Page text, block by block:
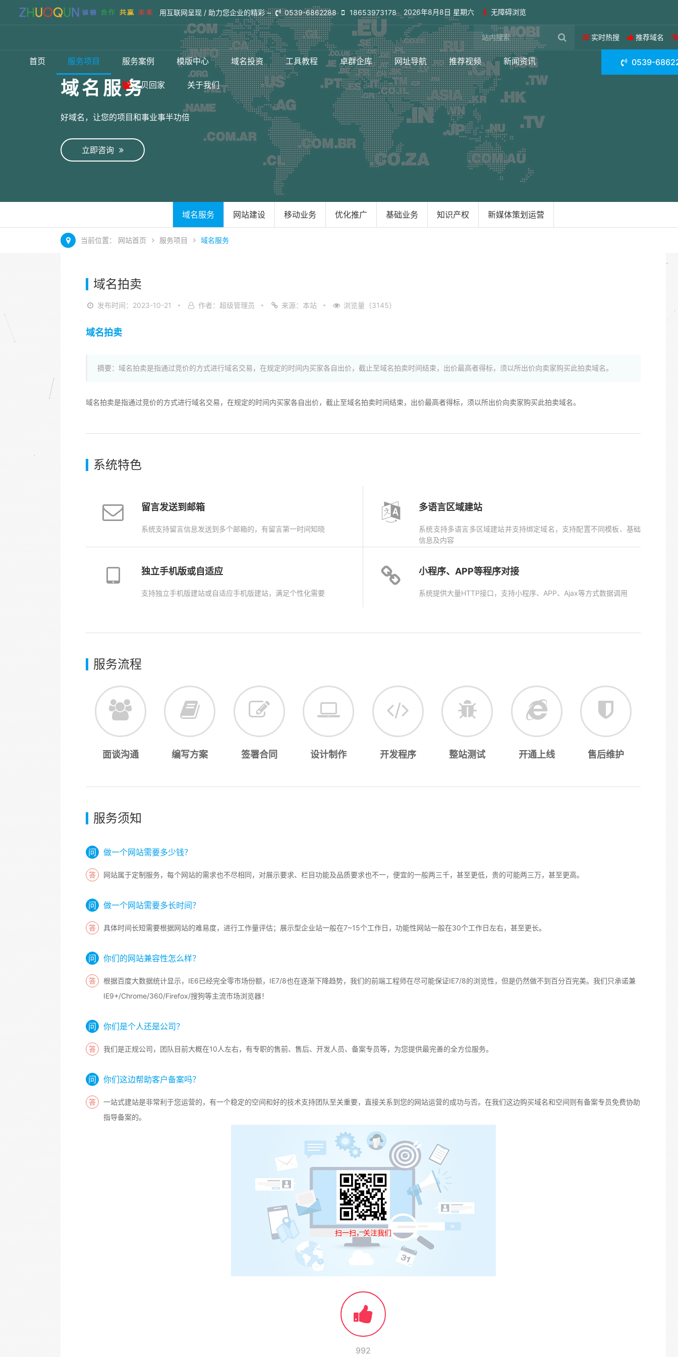
用互联网呈现 / 助力您企业的精彩 ~ 0539-6862288 18653973178 2026年8月8日 星期六 无障碍浏览
实时热搜 推荐域名
首页 服务项目 服务案例 模版中心 域名投资 工具教程 卓群企库 网址导航 推荐视频 新闻资讯
宝贝回家 关于我们
0539-
域名服务
好域名，让您的项目和事业事半功倍
立即咨询
域名服务 网站建设 移动业务 优化推广 基础业务 知识产权 新媒体策划运营
当前位置： 网站首页 服务项目 域名服务
域名拍卖
发布时间：2023-10-21 作者：超级管理员 来源：本站 浏览量（3145）
域名拍卖
摘要：域名拍卖是指通过竞价的方式进行域名交易，在规定的时间内买家各自出价，截止至域名拍卖时间结束，出价最高者得标，须以所出价向卖家购买此拍卖域名。
域名拍卖是指通过竞价的方式进行域名交易，在规定的时间内买家各自出价，截止至域名拍卖时间结束，出价最高者得标，须以所出价向卖家购买此拍卖域名。
系统特色
留言发送到邮箱
系统支持留言信息发送到多个邮箱的，有留言第一时间知晓
多语言区域建站
系统支持多语言多区域建站并支持绑定域名，支持配置不同模板、基础
信息及内容
独立手机版或自适应
支持独立手机版建站或自适应手机版建站，满足个性化需要
小程序、APP等程序对接
系统提供大量HTTP接口，支持小程序、APP、Ajax等方式数据调用
服务流程
面谈沟通 编写方案 签署合同 设计制作 开发程序 整站测试 开通上线 售后维护
服务须知
做一个网站需要多少钱？
网站属于定制服务，每个网站的需求也不尽相同，对展示要求、栏目功能及品质要求也不一，便宜的一般两三千，甚至更低，贵的可能两三万，甚至更高。
做一个网站需要多长时间？
具体时间长短需要根据网站的难易度，进行工作量评估；展示型企业站一般在7~15个工作日，功能性网站一般在30个工作日左右，甚至更长。
你们的网站兼容性怎么样？
根据百度大数据统计显示，IE6已经完全零市场份额，IE7/8也在逐渐下降趋势，我们的前端工程师在尽可能保证IE7/8的浏览性，但是仍然做不到百分百完美。我们只承诺兼
IE9+/Chrome/360/Firefox/搜狗等主流市场浏览器！
你们是个人还是公司？
我们是正规公司，团队目前大概在10人左右，有专职的售前、售后、开发人员、备案专员等，为您提供最完善的全方位服务。
你们这边帮助客户备案吗？
一站式建站是非常利于您运营的，有一个稳定的空间和好的技术支持团队至关重要，直接关系到您的网站运营的成功与否。在我们这边购买域名和空间则有备案专员免费协助
指导备案的。
扫一扫，关注我们
992